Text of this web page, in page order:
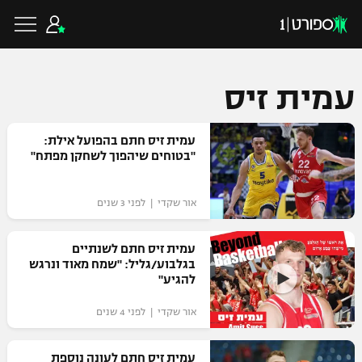
כדורגל ישראלי
ליגת העל
גביע הטוטו
ליגיונרים
גביע המדינה
כדורגל עולמי
ליגת האלופות
ליגה אירופית
ליגה אנגלית
כדורסל ישראלי
ליגת ווינר סל
ליגה לאומית
כדורסל עולמי
NBA
עמית זיס
עמית זיס חתם בהפועל אילת:
"בטוחים שיהפוך לשחקן מפתח"
אור שקדי | לפני 3 שנים
עמית זיס חתם לשנתיים
בגלבוע/גליל: "שמח מאוד ונרגש
להגיע"
אור שקדי | לפני 4 שנים
עמית זיס חתם לעונה נוספת